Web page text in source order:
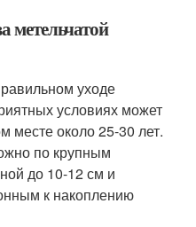
метельчатой
уходе
условиях может
месте около 25-30 лет.
по крупным
до 10-12 см и
к накоплению